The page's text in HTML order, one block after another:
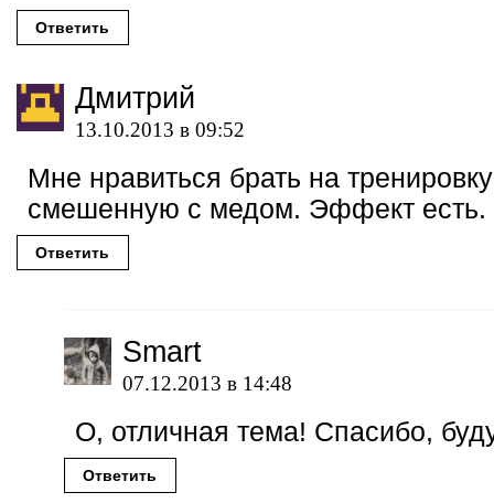
Ответить
Дмитрий
13.10.2013 в 09:52
Мне нравиться брать на
смешенную с медом. Эффект есть.
Ответить
Smart
07.12.2013 в 14:48
О, отличная тема! Спасибо,
Ответить